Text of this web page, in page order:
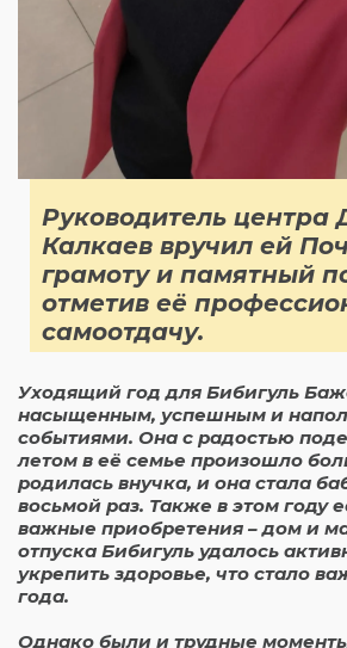
Руководитель центра
Калкаев вручил ей
грамоту и памятный
отметив её
самоотдачу.
Уходящий год для Бибигуль
насыщенным, успешным и
событиями. Она с радостью
летом в её семье произошло
родилась внучка, и она стала
восьмой раз. Также в этом году
важные приобретения – дом и
отпуска Бибигуль удалось
укрепить здоровье, что стало
года.
Однако были и трудные